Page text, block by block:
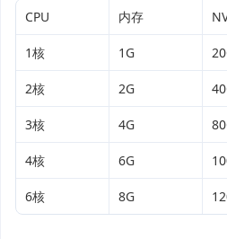
CPU 内存
1核 1G
2核 2G
3核 4G
4核 6G
6核 8G